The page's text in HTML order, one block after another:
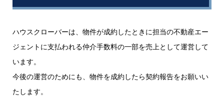
ハウスクローバーは、物件が成約したときに担当の不動産エー
ジェントに支払われる仲介手数料の一部を売上として運営して
います。
今後の運営のためにも、物件を成約したら契約報告をお願いい
たします。